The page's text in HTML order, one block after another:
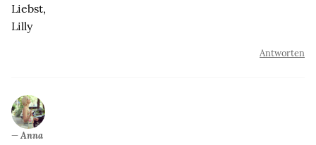
Liebst,
Lilly
Antworten
Anna